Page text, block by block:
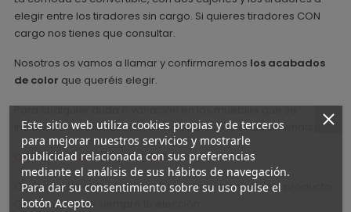
elegir entre los tiradores sin cargo. Si quieres tiradores CON
cargo nos tienes que consultar.
Nosotros os vamos a llamar y confirmaremos los acabados
de color que queréis elegir.
Para cualquier duda o variación en los muebles que se
incluyen consúltanos llamándonos o escribiendo un whatsapp.
OPCIÓN MONTAJE CONSULTAR
Opciones de color: indicar en la personalización del producto.
Confirmaremos siempre tu elección.
Este sitio web utiliza cookies propias y de terceros
para mejorar nuestros servicios y mostrarle
publicidad relacionada con sus preferencias
mediante el análisis de sus hábitos de navegación.
Para dar su consentimiento sobre su uso pulse el
botón Acepto.